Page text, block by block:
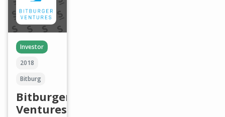
Investor
2018
Bitburg
Bitburger
Ventures